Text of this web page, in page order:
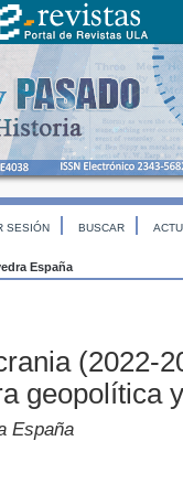
SESIÓN BUSCAR
España
(2022-
geopolítica
España